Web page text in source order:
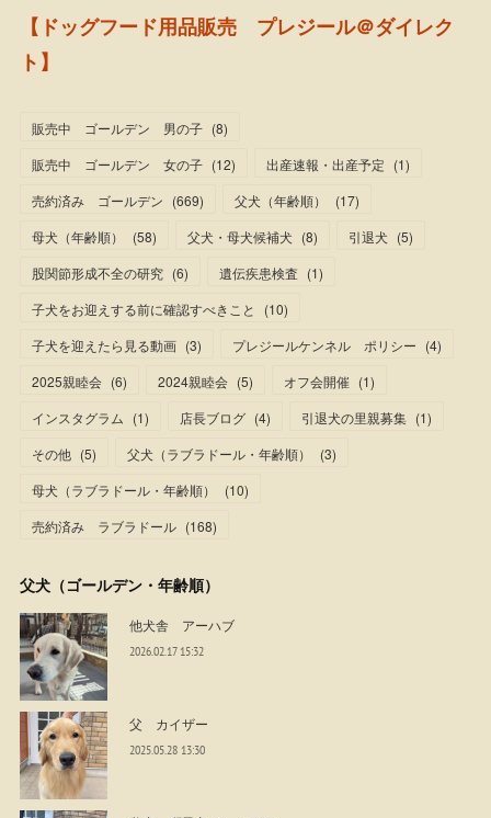
【ドッグフード用品販売 プレジール＠ダイレク
ト】
販売中 ゴールデン 男の子 (8)
販売中 ゴールデン 女の子 (12) 出産速報・出産予定 (1)
売約済み ゴールデン (669) 父犬（年齢順） (17)
母犬（年齢順）
(58) 父犬・母犬候補犬 (8) 引退犬 (5)
股関節形成不全の研究 (6) 遺伝疾患検査 (1)
子犬をお迎えする前に確認すべきこと
(10)
子犬を迎えたら見る動画 (3) プレジールケンネル ポリシー (4)
2025親睦会 (6) 2024親睦会 (5) オフ会開催 (1)
インスタグラム (1) 店長ブログ (4) 引退犬の里親募集 (1)
その他 (5) 父犬（ラブラドール・年齢順） (3)
母犬（ラブラドール・年齢順）
(10)
売約済み ラブラドール (168)
父犬（ゴールデン・年齢順）
他犬舎 アーハブ
2026.02.17 15:32
父 カイザー
2025.05.28 13:30